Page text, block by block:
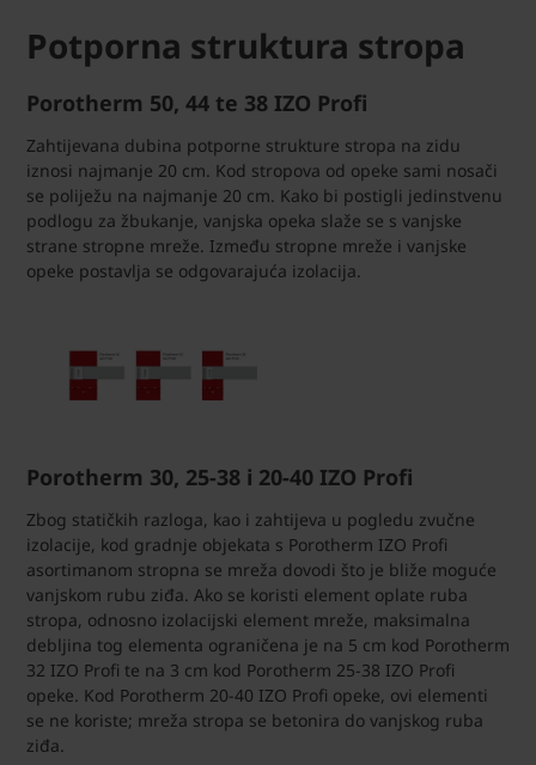
Potporna struktura stropa
Porotherm 50, 44 te 38 IZO Profi
Zahtijevana dubina potporne strukture stropa na zidu
iznosi najmanje 20 cm. Kod stropova od opeke sami nosači
se poliježu na najmanje 20 cm. Kako bi postigli jedinstvenu
podlogu za žbukanje, vanjska opeka slaže se s vanjske
strane stropne mreže. Između stropne mreže i vanjske
opeke postavlja se odgovarajuća izolacija.
Porotherm 30, 25-38 i 20-40 IZO Profi
Zbog statičkih razloga, kao i zahtijeva u pogledu zvučne
izolacije, kod gradnje objekata s Porotherm IZO Profi
asortimanom stropna se mreža dovodi što je bliže moguće
vanjskom rubu ziđa. Ako se koristi element oplate ruba
stropa, odnosno izolacijski element mreže, maksimalna
debljina tog elementa ograničena je na 5 cm kod Porotherm
32 IZO Profi te na 3 cm kod Porotherm 25-38 IZO Profi
opeke. Kod Porotherm 20-40 IZO Profi opeke, ovi elementi
se ne koriste; mreža stropa se betonira do vanjskog ruba
ziđa.